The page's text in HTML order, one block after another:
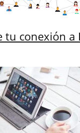
tu conexión